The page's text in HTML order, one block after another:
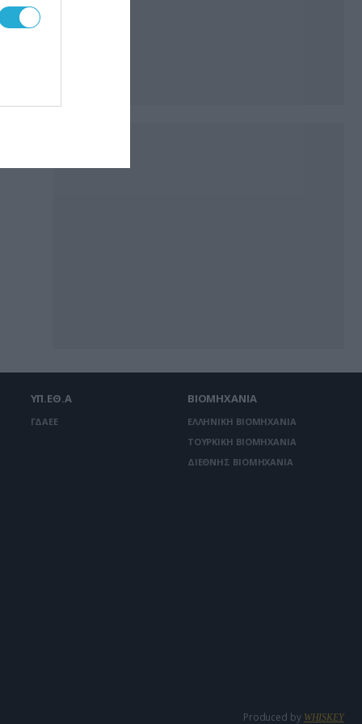
ΥΠ.ΕΘ.Α
ΓΔΑΕΕ
ΒΙΟΜΗΧΑΝΙΑ
ΕΛΛΗΝΙΚΗ ΒΙΟΜΗΧΑΝΙΑ
ΤΟΥΡΚΙΚΗ ΒΙΟΜΗΧΑΝΙΑ
ΔΙΕΘΝΗΣ ΒΙΟΜΗΧΑΝΙΑ
Produced by WHISKEY